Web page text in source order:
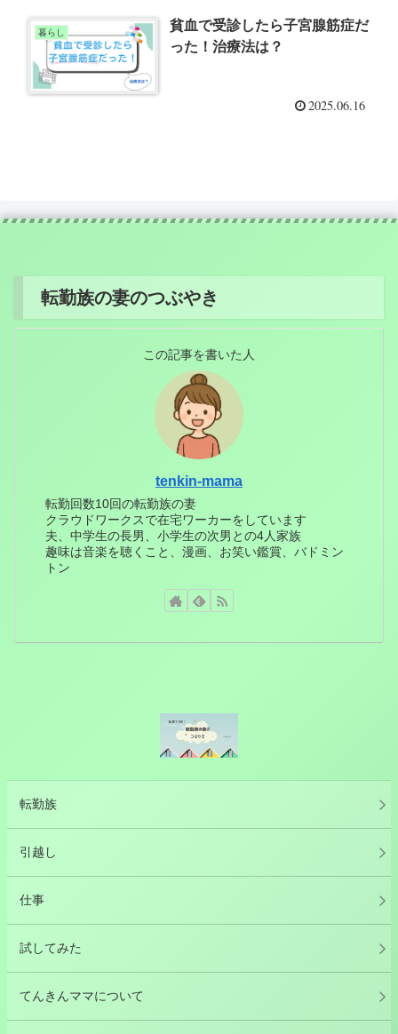
暮らし
貧血で受診したら子宮腺筋症だ
った！治療法は？
2025.06.16
転勤族の妻のつぶやき
この記事を書いた人
tenkin-mama
転勤回数10回の転勤族の妻
クラウドワークスで在宅ワーカーをしています
夫、中学生の長男、小学生の次男との4人家族
趣味は音楽を聴くこと、漫画、お笑い鑑賞、バドミン
トン
転勤族
引越し
仕事
試してみた
てんきんママについて